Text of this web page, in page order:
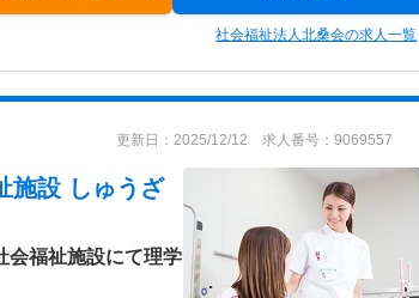
社会福祉法人北桑会の求人一覧
更新日：2025/12/12 求人番号：9069557
施設 しゅうざ
会福祉施設にて理学